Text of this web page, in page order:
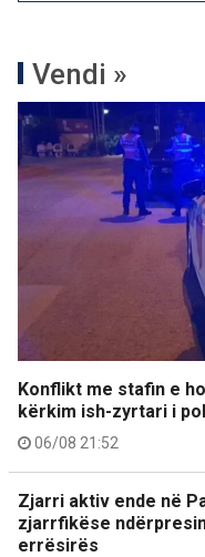
Vendi »
Konflikt me stafin e
kërkim ish-zyrtari i
06/08 21:52
Zjarri aktiv ende në
zjarrfikëse
errësirës